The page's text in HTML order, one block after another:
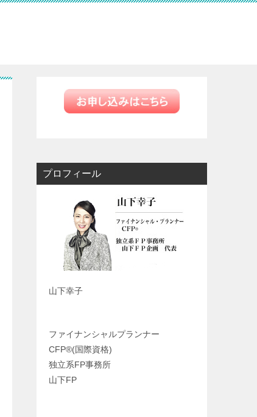
プロフィール
山下幸子
ファイナンシャルプランナー
CFP®️(国際資格)
独立系FP事務所
山下FP